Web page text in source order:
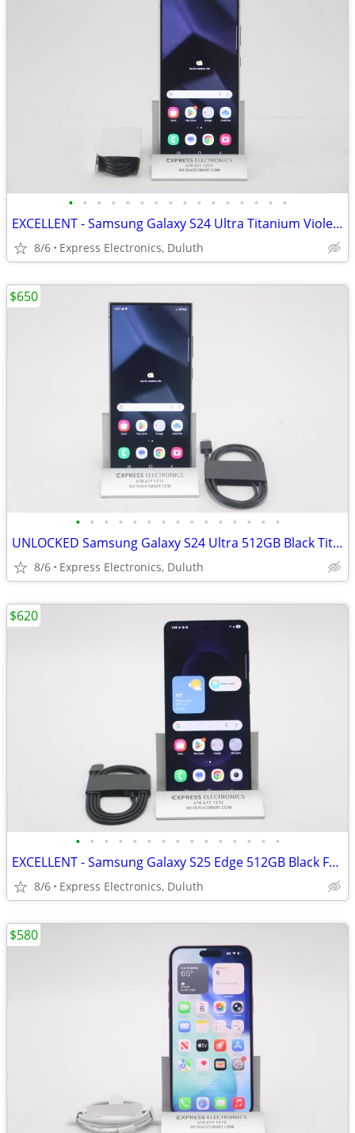
• • • • • • • • • • • • • • • •
EXCELLENT - Samsung Galaxy S24 Ultra Titanium Violet 256GB *UNLOCKED*
8/6 Express Electronics, Duluth
• • • • • • • • • • • • • • •
UNLOCKED Samsung Galaxy S24 Ultra 512GB Black Titanium *FLAWLESS*
8/6 Express Electronics, Duluth
$650
• • • • • • • • • • • • • • •
EXCELLENT - Samsung Galaxy S25 Edge 512GB Black FACTORY UNLOCKED
8/6 Express Electronics, Duluth
$620
$580